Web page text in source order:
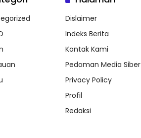
Dislaimer
Indeks Berita
Kontak Kami
Pedoman Media Siber
Privacy Policy
Profil
Redaksi